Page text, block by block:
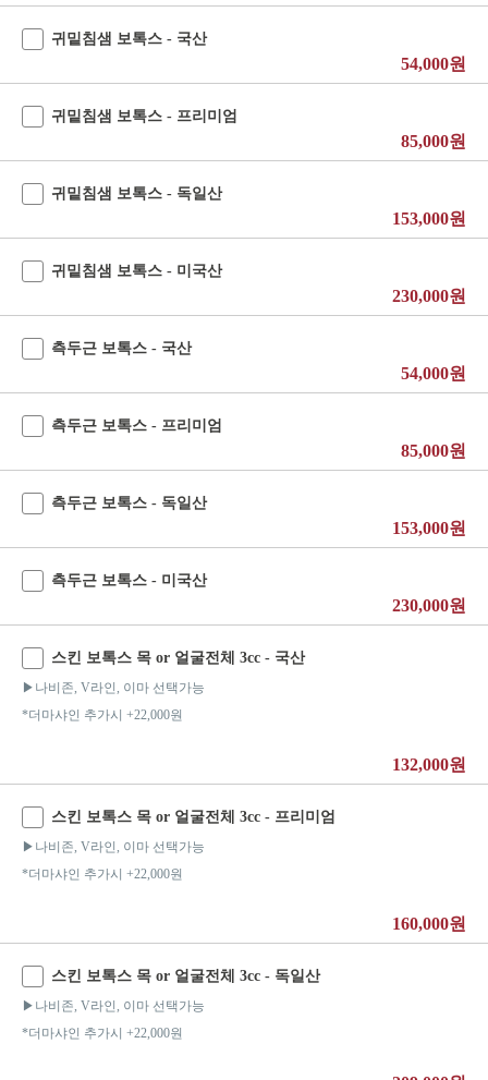
귀밑침샘 보톡스 - 국산
54,000원
귀밑침샘 보톡스 - 프리미엄
85,000원
귀밑침샘 보톡스 - 독일산
153,000원
귀밑침샘 보톡스 - 미국산
230,000원
측두근 보톡스 - 국산
54,000원
측두근 보톡스 - 프리미엄
85,000원
측두근 보톡스 - 독일산
153,000원
측두근 보톡스 - 미국산
230,000원
스킨 보톡스 목 or 얼굴전체 3cc - 국산
▶나비존, V라인, 이마 선택가능
*더마샤인 추가시 +22,000원
132,000원
스킨 보톡스 목 or 얼굴전체 3cc - 프리미엄
▶나비존, V라인, 이마 선택가능
*더마샤인 추가시 +22,000원
160,000원
스킨 보톡스 목 or 얼굴전체 3cc - 독일산
▶나비존, V라인, 이마 선택가능
*더마샤인 추가시 +22,000원